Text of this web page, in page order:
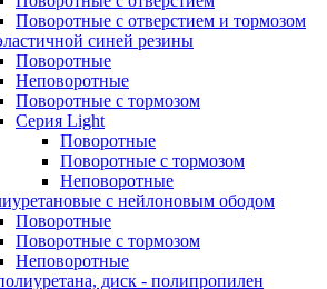
Поворотные с отверстием и тормозом
синей резины
Поворотные
Неповоротные
Поворотные с тормозом
Серия Light
Поворотные
Поворотные с тормозом
Неповоротные
с нейлоновым ободом
Поворотные
Поворотные с тормозом
Неповоротные
диск - полипропилен